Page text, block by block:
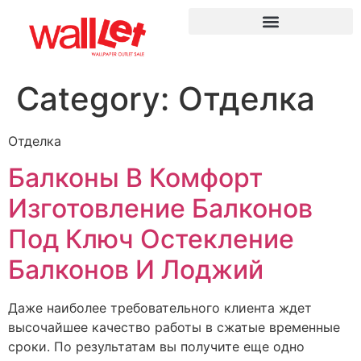
Category: Отделка
Отделка
Балконы В Комфорт
Изготовление Балконов
Под Ключ Остекление
Балконов И Лоджий
Даже наиболее требовательного клиента ждет
высочайшее качество работы в сжатые временные
сроки. По результатам вы получите еще одно